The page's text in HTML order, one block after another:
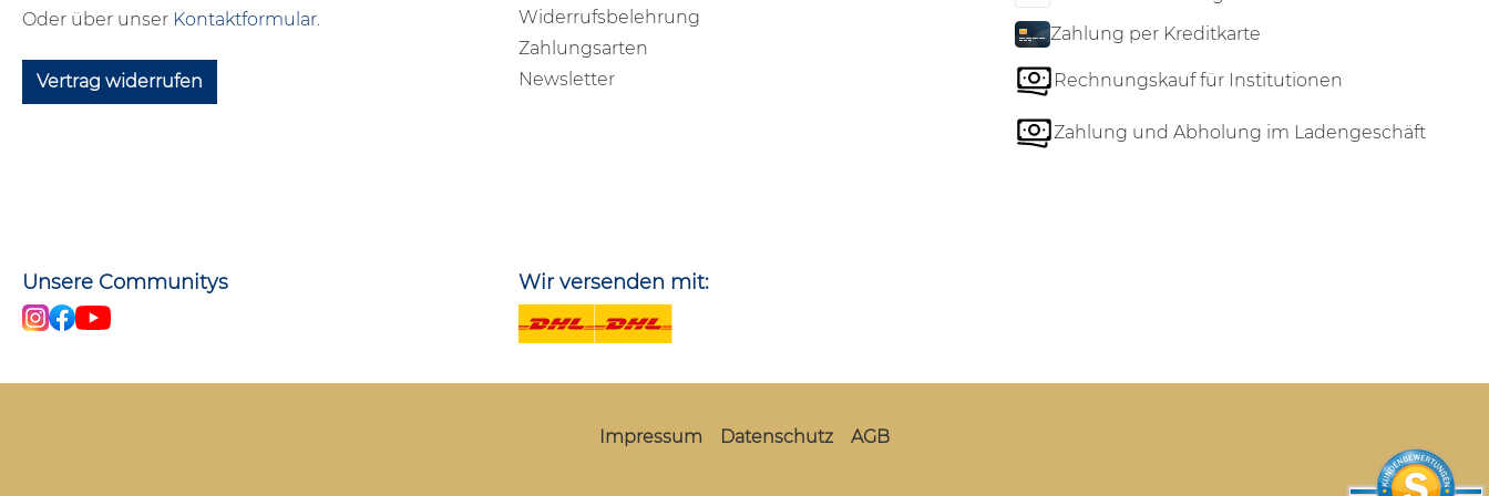
Oder über unser Kontaktformular.
Vertrag widerrufen
Widerrufsbelehrung
Zahlungsarten
Newsletter
Zahlung per Kreditkarte
Rechnungskauf für Institutionen
Zahlung und Abholung im Ladengeschäft
Unsere Communitys Wir versenden mit:
Impressum Datenschutz AGB